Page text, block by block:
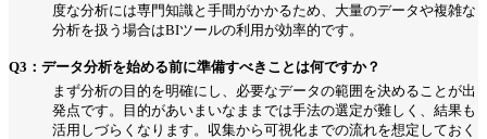
度な分析には専門知識と手間がかかるため、大量のデータや複雑な
分析を扱う場合はBIツールの利用が効率的です。
Q3：データ分析を始める前に準備すべきことは何ですか？
まず分析の目的を明確にし、必要なデータの範囲を決めることが出
発点です。目的があいまいなままでは手法の選定が難しく、結果も
活用しづらくなります。収集から可視化までの流れを想定しておく